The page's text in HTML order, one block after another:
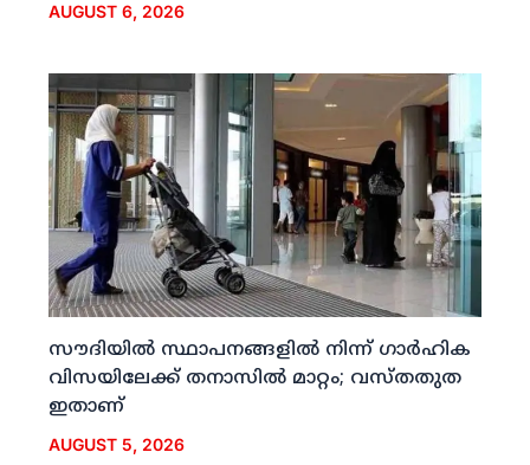
AUGUST 6, 2026
സൗദിയില്‍ സ്ഥാപനങ്ങളില്‍ നിന്ന് ഗാര്‍ഹിക
വിസയിലേക്ക് തനാസില്‍ മാറ്റം; വസ്തതുത
ഇതാണ്
AUGUST 5, 2026